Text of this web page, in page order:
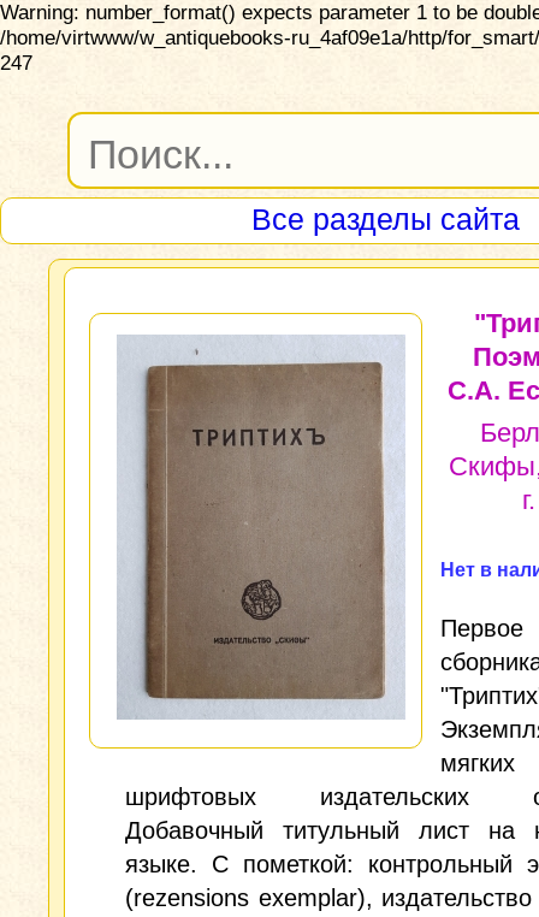
Warning: number_format() expects parameter 1 to be
/home/virtwww/w_antiquebooks-ru_4af09e1a/http/
247
Все разделы сайта
С.А.
г.
Нет в
Первое
мягких
шрифтовых издательских
Добавочный титульный лист на
языке. С пометкой: контрольный
(rezensions exemplar),